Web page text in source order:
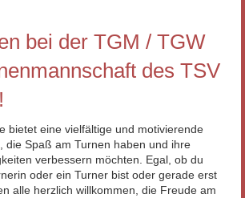
bei der TGM / TGW
des TSV
bietet eine vielfältige und motivierende
die Spaß am Turnen haben und ihre
verbessern möchten. Egal, ob du
oder ein Turner bist oder gerade erst
alle herzlich willkommen, die Freude am